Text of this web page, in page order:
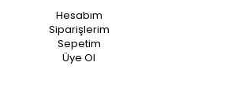
Hesabım
Siparişlerim
Sepetim
Üye Ol